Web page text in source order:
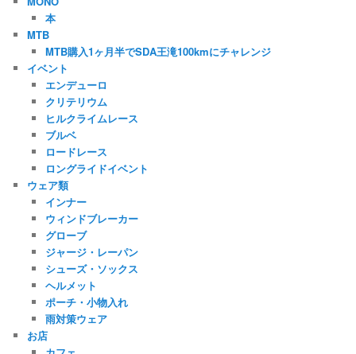
本
MTB
MTB購入1ヶ月半でSDA王滝100kmにチャレンジ
イベント
エンデューロ
クリテリウム
ヒルクライムレース
ブルベ
ロードレース
ロングライドイベント
ウェア類
インナー
ウィンドブレーカー
グローブ
ジャージ・レーパン
シューズ・ソックス
ヘルメット
ポーチ・小物入れ
雨対策ウェア
お店